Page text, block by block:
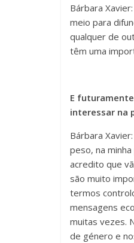
Bárbara
meio para
qualquer de
têm uma
E
interessar na
Bárbara
peso, na
acredito que
são muito
termos
mensagens
muitas vezes.
de género e